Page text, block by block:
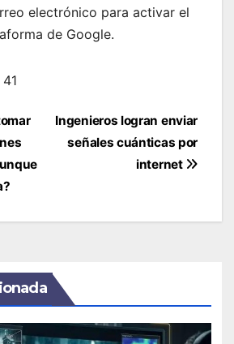
electrónico para activar el
de Google.
41
Ingenieros logran enviar
señales cuánticas por
internet